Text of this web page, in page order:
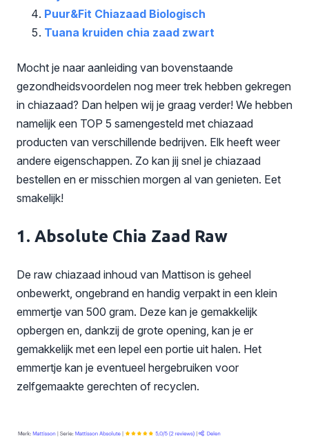
Puur&Fit Chiazaad Biologisch
Tuana kruiden chia zaad zwart
Mocht je naar aanleiding van bovenstaande
gezondheidsvoordelen nog meer trek hebben gekregen
in chiazaad? Dan helpen wij je graag verder! We hebben
namelijk een TOP 5 samengesteld met chiazaad
producten van verschillende bedrijven. Elk heeft weer
andere eigenschappen. Zo kan jij snel je chiazaad
bestellen en er misschien morgen al van genieten. Eet
smakelijk!
1. Absolute Chia Zaad Raw
De raw chiazaad inhoud van Mattison is geheel
onbewerkt, ongebrand en handig verpakt in een klein
emmertje van 500 gram. Deze kan je gemakkelijk
opbergen en, dankzij de grote opening, kan je er
gemakkelijk met een lepel een portie uit halen. Het
emmertje kan je eventueel hergebruiken voor
zelfgemaakte gerechten of recyclen.